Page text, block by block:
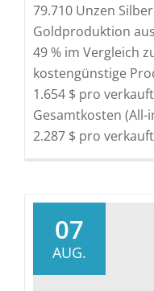
79.710 Unzen
Goldproduktion
49 % im Vergleich
kostengünstige
1.654 $ pro
Gesamtkosten (All-
2.287 $ pro
07
AUG.